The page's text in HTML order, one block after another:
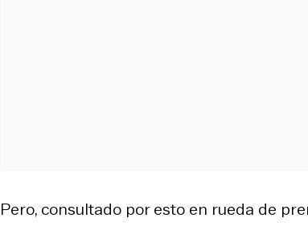
Pero, consultado por esto en rueda de